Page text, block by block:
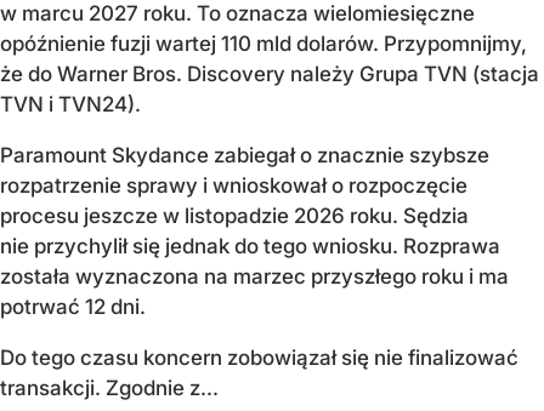
w marcu 2027 roku. To oznacza wielomiesięczne
opóźnienie fuzji wartej 110 mld dolarów. Przypomnijmy,
że do Warner Bros. Discovery należy Grupa TVN (stacja
TVN i TVN24).
Paramount Skydance zabiegał o znacznie szybsze
rozpatrzenie sprawy i wnioskował o rozpoczęcie
procesu jeszcze w listopadzie 2026 roku. Sędzia
nie przychylił się jednak do tego wniosku. Rozprawa
została wyznaczona na marzec przyszłego roku i ma
potrwać 12 dni.
Do tego czasu koncern zobowiązał się nie finalizować
transakcji. Zgodnie z...